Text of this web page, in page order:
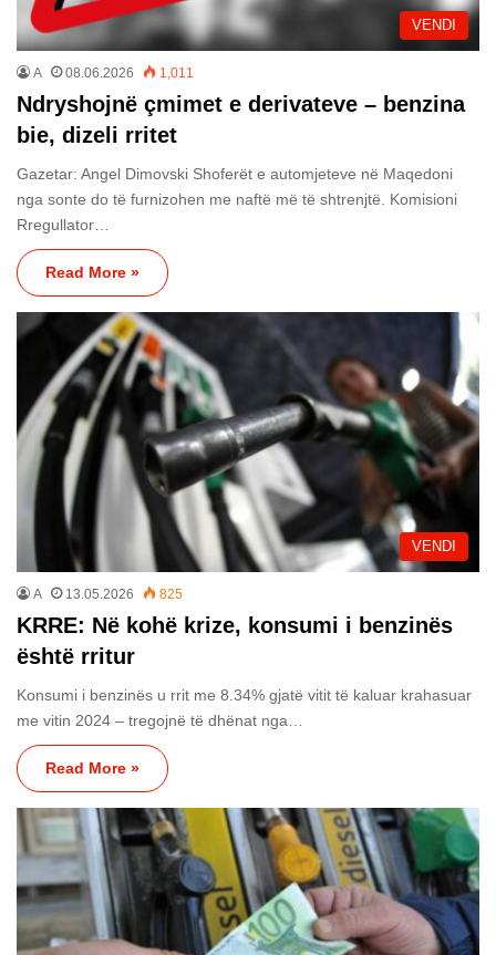
VENDI
A 08.06.2026 1,011
Ndryshojnë çmimet e derivateve – benzina
bie, dizeli rritet
Gazetar: Angel Dimovski Shoferët e automjeteve në Maqedoni
nga sonte do të furnizohen me naftë më të shtrenjtë. Komisioni
Rregullator…
Read More »
VENDI
A 13.05.2026 825
KRRE: Në kohë krize, konsumi i benzinës
është rritur
Konsumi i benzinës u rrit me 8.34% gjatë vitit të kaluar krahasuar
me vitin 2024 – tregojnë të dhënat nga…
Read More »